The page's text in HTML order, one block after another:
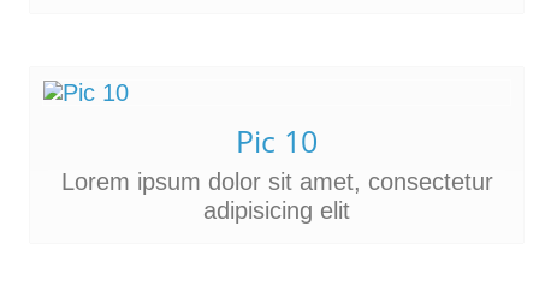
Pic 10
Lorem ipsum dolor sit amet, consectetur
adipisicing elit